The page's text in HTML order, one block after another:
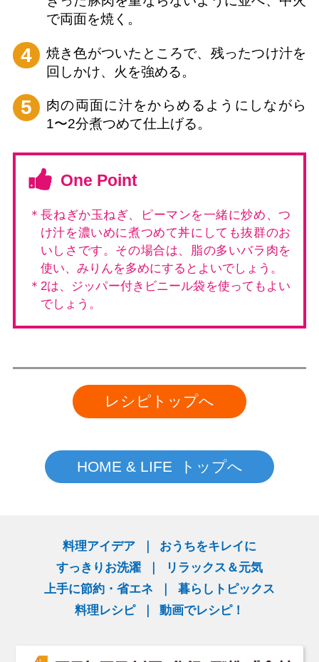
で両面を焼く。
4
焼き色がついたところで、残ったつけ汁を
回しかけ、火を強める。
5
肉の両面に汁をからめるようにしながら
1〜2分煮つめて仕上げる。
One Point
＊長ねぎか玉ねぎ、ピーマンを一緒に炒め、つ
け汁を濃いめに煮つめて丼にしても抜群のお
いしさです。その場合は、脂の多いバラ肉を
使い、みりんを多めにするとよいでしょう。
＊2は、ジッパー付きビニール袋を使ってもよい
でしょう。
レシピトップへ
HOME & LIFE トップへ
料理アイデア
おうちをキレイに
すっきりお洗濯
リラックス＆元気
上手に節約・省エネ
暮らしトピックス
料理レシピ
動画でレシピ！